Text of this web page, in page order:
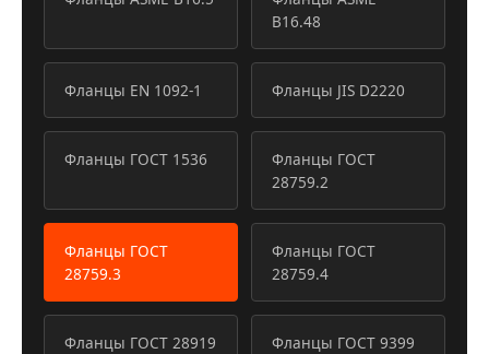
B16.48
Фланцы EN 1092-1 Фланцы JIS D2220
Фланцы ГОСТ 1536
Фланцы ГОСТ
28759.2
Фланцы ГОСТ
28759.3
Фланцы ГОСТ
28759.4
Фланцы ГОСТ 28919 Фланцы ГОСТ 9399